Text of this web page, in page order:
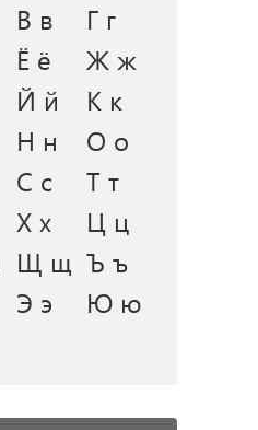
В в
Г г
Ё ё
Ж ж
Й й
К к
Н н
О о
С с
Т т
Х х
Ц ц
Щ щ Ъ ъ
Э э
Ю ю